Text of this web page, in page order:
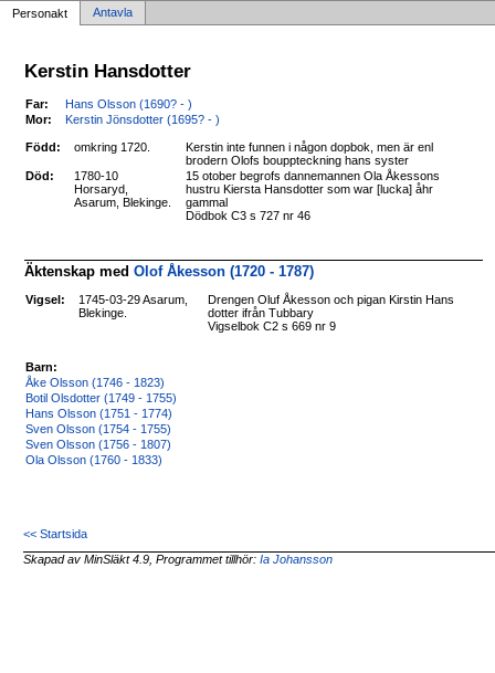
Personakt Antavla
Kerstin Hansdotter
Far:
Hans Olsson (1690? - )
Mor:
Kerstin Jönsdotter (1695? - )
Född: omkring 1720.
Kerstin inte funnen i någon dopbok, men är enl
brodern Olofs bouppteckning hans syster
Död:
1780-10
Horsaryd,
Asarum, Blekinge.
15 otober begrofs dannemannen Ola Åkessons
hustru Kiersta Hansdotter som war [lucka] åhr
gammal
Dödbok C3 s 727 nr 46
Äktenskap medOlof Åkesson (1720 - 1787)
Vigsel:
1745-03-29 Asarum,
Blekinge.
Drengen Oluf Åkesson och pigan Kirstin Hans
dotter ifrån Tubbary
Vigselbok C2 s 669 nr 9
Barn:
Åke Olsson (1746 - 1823)
Botil Olsdotter (1749 - 1755)
Hans Olsson (1751 - 1774)
Sven Olsson (1754 - 1755)
Sven Olsson (1756 - 1807)
Ola Olsson (1760 - 1833)
<< Startsida
Skapad av MinSläkt 4.9, Programmet tillhör:Ia Johansson